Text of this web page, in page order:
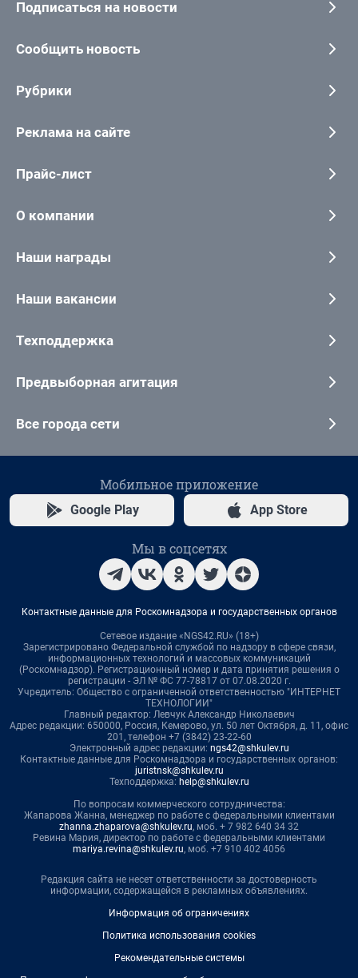
Подписаться на новости
Сообщить новость
Рубрики
Реклама на сайте
Прайс-лист
О компании
Наши награды
Наши вакансии
Техподдержка
Предвыборная агитация
Все города сети
Мобильное приложение
Google Play App Store
Мы в соцсетях
Контактные данные для Роскомнадзора и государственных органов
Сетевое издание «NGS42.RU» (18+)
Зарегистрировано Федеральной службой по надзору в сфере связи,
информационных технологий и массовых коммуникаций
(Роскомнадзор). Регистрационный номер и дата принятия решения о
регистрации - ЭЛ № ФС 77-78817 от 07.08.2020 г.
Учредитель: Общество с ограниченной ответственностью "ИНТЕРНЕТ
ТЕХНОЛОГИИ"
Главный редактор: Левчук Александр Николаевич
Адрес редакции: 650000, Россия, Кемерово, ул. 50 лет Октября, д. 11, офис
201, телефон +7 (3842) 23-22-60
Электронный адрес редакции: ngs42@shkulev.ru
Контактные данные для Роскомнадзора и государственных органов:
juristnsk@shkulev.ru
Техподдержка: help@shkulev.ru
По вопросам коммерческого сотрудничества:
Жапарова Жанна, менеджер по работе с федеральными клиентами
zhanna.zhaparova@shkulev.ru, моб. + 7 982 640 34 32
Ревина Мария, директор по работе с федеральными клиентами
mariya.revina@shkulev.ru, моб. +7 910 402 4056
Редакция сайта не несет ответственности за достоверность
информации, содержащейся в рекламных объявлениях.
Информация об ограничениях
Политика использования cookies
Рекомендательные системы